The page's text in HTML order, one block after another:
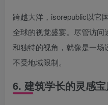
跨越大洋，isorepublic以它
全球的视觉盛宴。尽管访
和独特的视角，就像是一
不受地域限制。
6. 建筑学长的灵感